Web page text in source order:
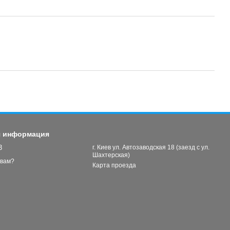
информация
г. Киев ул. Автозаводская 18 (заезд с ул.
Шахтерская)
Карта проезда